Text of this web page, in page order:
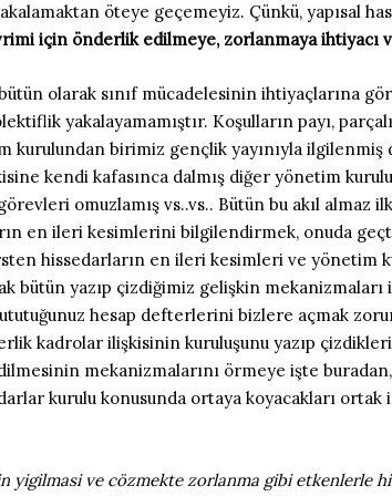
öteye geçemeyiz. Çünkü, yapısal
için önderlik edilmeye, zorlanmaya ihtiyacı
olarak sınıf mücadelesinin ihtiyaçlarına
yakalayamamıştır. Koşulların payı,
kurulundan birimiz gençlik yayınıyla
kendi kafasınca dalmış diğer yönetim
omuzlamış vs..vs.. Bütün bu akıl
en ileri kesimlerini bilgilendirmek, onuda
hissedarların en ileri kesimleri ve yönetim
yazıp çizdiğimiz gelişkin mekanizmaları
hesap defterlerini bizlere açmak
kadrolar ilişkisinin kuruluşunu yazıp
mekanizmalarını örmeye işte
kurulu konusunda ortaya koyacakları
yigilmasi ve cözmekte zorlanma gibi etkenlerle